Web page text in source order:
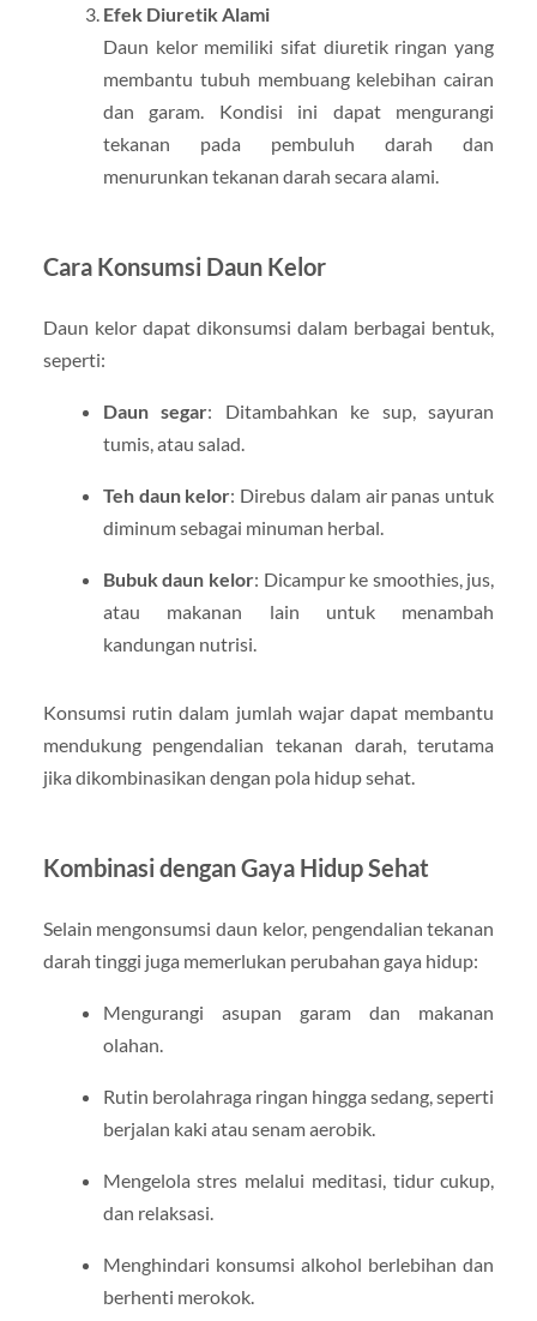
Efek Diuretik Alami
Daun kelor memiliki sifat diuretik ringan yang
membantu tubuh membuang kelebihan cairan
dan garam. Kondisi ini dapat mengurangi
tekanan pada pembuluh darah dan
menurunkan tekanan darah secara alami.
Cara Konsumsi Daun Kelor
Daun kelor dapat dikonsumsi dalam berbagai bentuk,
seperti:
Daun segar: Ditambahkan ke sup, sayuran
tumis, atau salad.
Teh daun kelor: Direbus dalam air panas untuk
diminum sebagai minuman herbal.
Bubuk daun kelor: Dicampur ke smoothies, jus,
atau makanan lain untuk menambah
kandungan nutrisi.
Konsumsi rutin dalam jumlah wajar dapat membantu
mendukung pengendalian tekanan darah, terutama
jika dikombinasikan dengan pola hidup sehat.
Kombinasi dengan Gaya Hidup Sehat
Selain mengonsumsi daun kelor, pengendalian tekanan
darah tinggi juga memerlukan perubahan gaya hidup:
Mengurangi asupan garam dan makanan
olahan.
Rutin berolahraga ringan hingga sedang, seperti
berjalan kaki atau senam aerobik.
Mengelola stres melalui meditasi, tidur cukup,
dan relaksasi.
Menghindari konsumsi alkohol berlebihan dan
berhenti merokok.